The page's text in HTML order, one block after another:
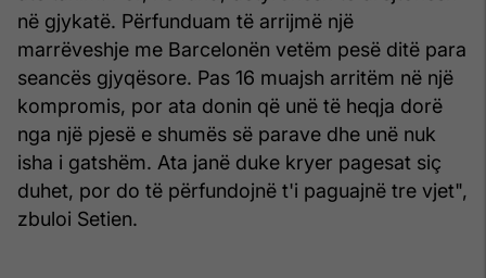
në gjykatë. Përfunduam të arrijmë një
marrëveshje me Barcelonën vetëm pesë ditë para
seancës gjyqësore. Pas 16 muajsh arritëm në një
kompromis, por ata donin që unë të heqja dorë
nga një pjesë e shumës së parave dhe unë nuk
isha i gatshëm. Ata janë duke kryer pagesat siç
duhet, por do të përfundojnë t'i paguajnë tre vjet",
zbuloi Setien.